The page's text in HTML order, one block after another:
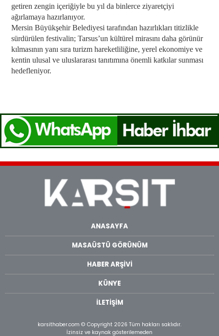
getiren zengin içeriğiyle bu yıl da binlerce ziyaretçiyi
ağırlamaya hazırlanıyor.
Mersin Büyükşehir Belediyesi tarafından hazırlıkları titizlikle
sürdürülen festivalin; Tarsus’un kültürel mirasını daha görünür
kılmasının yanı sıra turizm hareketliliğine, yerel ekonomiye ve
kentin ulusal ve uluslararası tanıtımına önemli katkılar sunması
hedefleniyor.
ANASAYFA
MASAÜSTÜ GÖRÜNÜM
HABER ARŞİVİ
KÜNYE
İLETİŞİM
karsithaber.com © Copyright 2026 Tüm hakları saklıdır.
İzinsiz ve kaynak gösterilemeden